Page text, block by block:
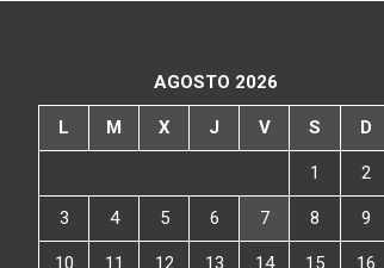
AGOSTO 2026
L M X J V S D
1 2
3 4 5 6 7 8 9
10 11 12 13 14 15 16